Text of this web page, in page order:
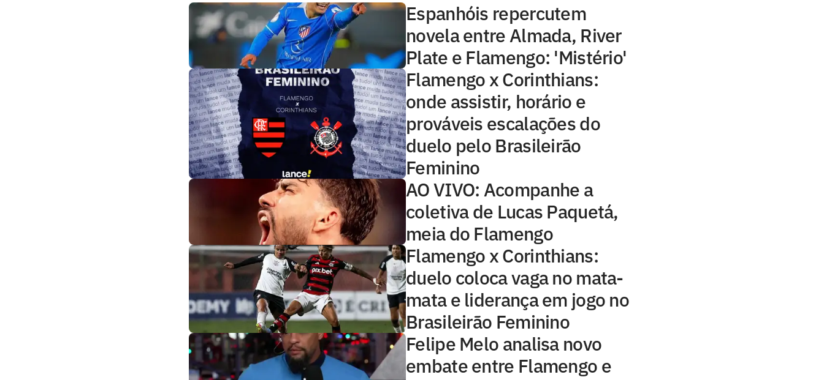
Espanhóis repercutem
novela entre Almada, River
Plate e Flamengo: 'Mistério'
Flamengo x Corinthians:
onde assistir, horário e
prováveis escalações do
duelo pelo Brasileirão
Feminino
AO VIVO: Acompanhe a
coletiva de Lucas Paquetá,
meia do Flamengo
Flamengo x Corinthians:
duelo coloca vaga no mata-
mata e liderança em jogo no
Brasileirão Feminino
Felipe Melo analisa novo
embate entre Flamengo e